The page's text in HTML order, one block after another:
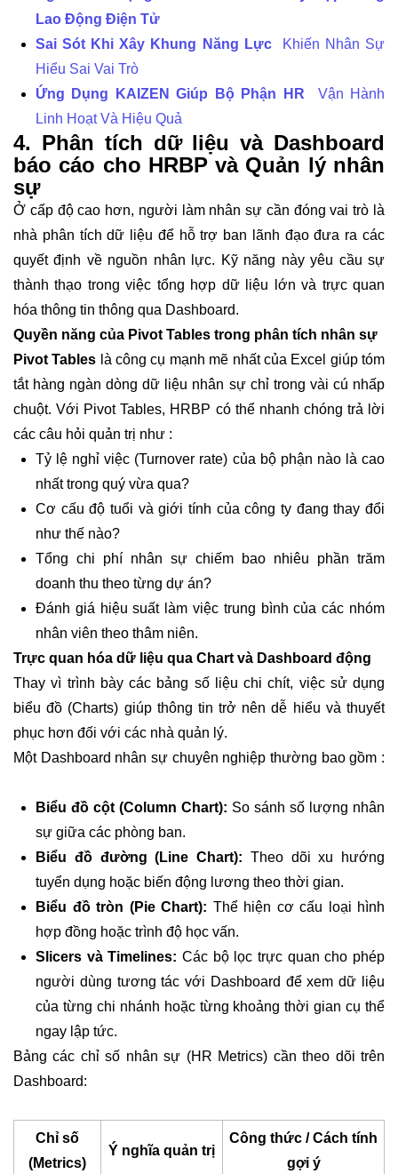
Lao Động Điện Tử
Sai Sót Khi Xây Khung Năng Lực
Khiến Nhân Sự
Hiểu Sai Vai Trò
Ứng Dụng KAIZEN Giúp Bộ Phận HR
Vận Hành
Linh Hoạt Và Hiệu Quả
4. Phân tích dữ liệu và Dashboard
báo cáo cho HRBP và Quản lý nhân
sự
Ở cấp độ cao hơn, người làm nhân sự cần đóng vai trò là
nhà phân tích dữ liệu để hỗ trợ ban lãnh đạo đưa ra các
quyết định về nguồn nhân lực. Kỹ năng này yêu cầu sự
thành thạo trong việc tổng hợp dữ liệu lớn và trực quan
hóa thông tin thông qua Dashboard.
Quyền năng của Pivot Tables trong phân tích nhân sự
Pivot Tables là công cụ mạnh mẽ nhất của Excel giúp tóm
tắt hàng ngàn dòng dữ liệu nhân sự chỉ trong vài cú nhấp
chuột. Với Pivot Tables, HRBP có thể nhanh chóng trả lời
các câu hỏi quản trị như :
Tỷ lệ nghỉ việc (Turnover rate) của bộ phận nào là cao
nhất trong quý vừa qua?
Cơ cấu độ tuổi và giới tính của công ty đang thay đổi
như thế nào?
Tổng chi phí nhân sự chiếm bao nhiêu phần trăm
doanh thu theo từng dự án?
Đánh giá hiệu suất làm việc trung bình của các nhóm
nhân viên theo thâm niên.
Trực quan hóa dữ liệu qua Chart và Dashboard động
Thay vì trình bày các bảng số liệu chi chít, việc sử dụng
biểu đồ (Charts) giúp thông tin trở nên dễ hiểu và thuyết
phục hơn đối với các nhà quản lý.
Một Dashboard nhân sự chuyên nghiệp thường bao gồm :
Biểu đồ cột (Column Chart): So sánh số lượng nhân
sự giữa các phòng ban.
Biểu đồ đường (Line Chart): Theo dõi xu hướng
tuyển dụng hoặc biến động lương theo thời gian.
Biểu đồ tròn (Pie Chart): Thể hiện cơ cấu loại hình
hợp đồng hoặc trình độ học vấn.
Slicers và Timelines: Các bộ lọc trực quan cho phép
người dùng tương tác với Dashboard để xem dữ liệu
của từng chi nhánh hoặc từng khoảng thời gian cụ thể
ngay lập tức.
Bảng các chỉ số nhân sự (HR Metrics) cần theo dõi trên
Dashboard:
Chỉ số
(Metrics)
Ý nghĩa quản trị
Công thức / Cách tính
gợi ý